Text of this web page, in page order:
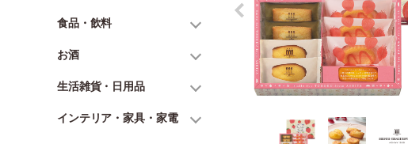
食品・飲料
お酒
生活雑貨・日用品
インテリア・家具・家電